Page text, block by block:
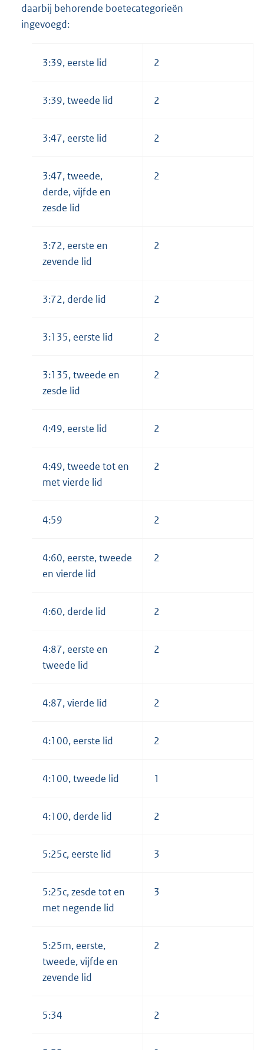
daarbij behorende boetecategorieën
ingevoegd:
3:39, eerste lid 2
3:39, tweede lid 2
3:47, eerste lid 2
3:47, tweede,
derde, vijfde en
zesde lid
2
3:72, eerste en
zevende lid
2
3:72, derde lid 2
3:135, eerste lid 2
3:135, tweede en
zesde lid
2
4:49, eerste lid 2
4:49, tweede tot en
met vierde lid
2
4:59 2
4:60, eerste, tweede
en vierde lid
2
4:60, derde lid 2
4:87, eerste en
tweede lid
2
4:87, vierde lid 2
4:100, eerste lid 2
4:100, tweede lid 1
4:100, derde lid 2
5:25c, eerste lid 3
5:25c, zesde tot en
met negende lid
3
5:25m, eerste,
tweede, vijfde en
zevende lid
2
5:34 2